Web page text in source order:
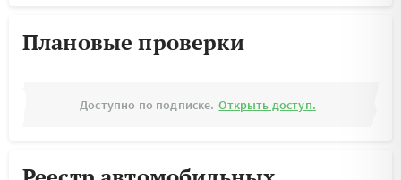
Плановые проверки
Доступно по подписке. Открыть доступ.